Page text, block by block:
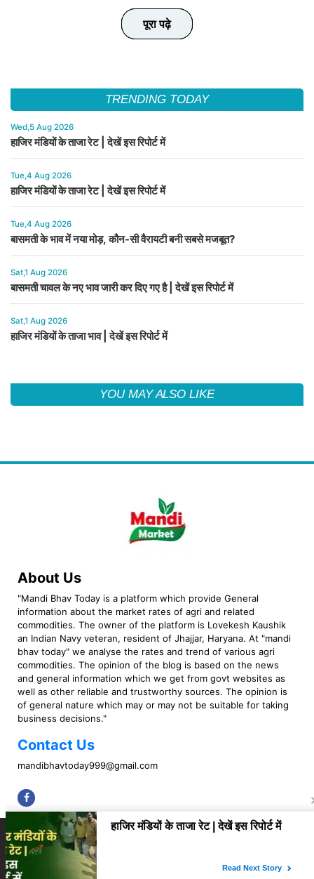
पूरा पढ़े
पूरा पढ़े
पूरा पढ़े
पूरा पढ़े
पूरा पढ़े
TRENDING TODAY
Wed,5 Aug 2026
हाजिर मंडियों के ताजा रेट | देखें इस रिपोर्ट में
Tue,4 Aug 2026
हाजिर मंडियों के ताजा रेट | देखें इस रिपोर्ट में
Tue,4 Aug 2026
बासमती के भाव में नया मोड़, कौन-सी वैरायटी बनी सबसे मजबूत?
Sat,1 Aug 2026
बासमती चावल के नए भाव जारी कर दिए गए है | देखें इस रिपोर्ट में
Sat,1 Aug 2026
हाजिर मंडियों के ताजा भाव | देखें इस रिपोर्ट में
YOU MAY ALSO LIKE
About Us
"Mandi Bhav Today is a platform which provide General
information about the market rates of agri and related
commodities. The owner of the platform is Lovekesh Kaushik
an Indian Navy veteran, resident of Jhajjar, Haryana. At "mandi
bhav today" we analyse the rates and trend of various agri
commodities. The opinion of the blog is based on the news
and general information which we get from govt websites as
well as other reliable and trustworthy sources. The opinion is
of general nature which may or may not be suitable for taking
business decisions."
Contact Us
mandibhavtoday999@gmail.com
Copyright © 2023 Mandi Bhav Today. All rights Reserved. Powered by TIMES
About Us
Disclaimer